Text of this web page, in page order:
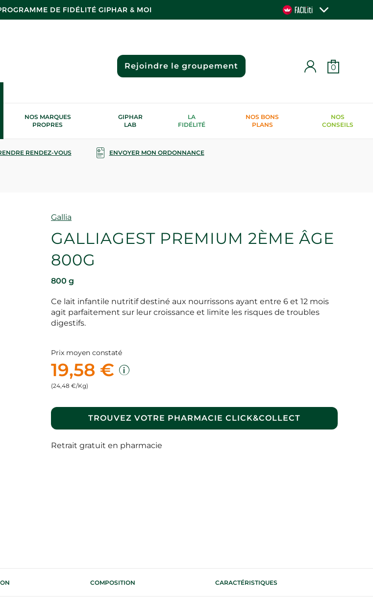
DE FIDÉLITÉ GIPHAR & MOI
Rejoindre le groupement 0
NOS MARQUES
PROPRES
GIPHAR
LAB
LA
FIDÉLITÉ
NOS BONS
PLANS
NOS
CONSEILS
RENDEZ-VOUS ENVOYER MON ORDONNANCE
Marque
Gallia
GALLIAGEST PREMIUM 2ÈME ÂGE
800G
800 g
Ce lait infantile nutritif destiné aux nourrissons ayant entre 6 et 12 mois
agit parfaitement sur leur croissance et limite les risques de troubles
digestifs.
Prix moyen constaté
19,58 €
(24,48 €/Kg)
TROUVEZ VOTRE PHARMACIE CLICK&COLLECT
Retrait gratuit en pharmacie
COMPOSITION CARACTÉRISTIQUES